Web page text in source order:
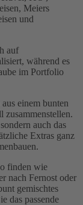
Meiers
und
auf
während es
im Portfolio
einem bunten
auch das
Extras ganz
finden wie
nach Fernost oder
gemischtes
das passende